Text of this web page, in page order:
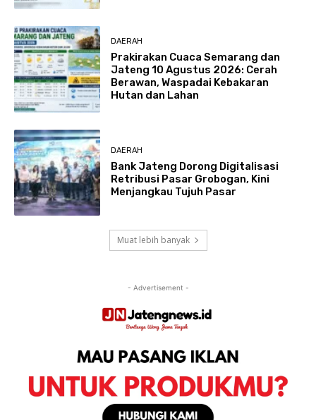
DAERAH
Prakirakan Cuaca Semarang dan
Jateng 10 Agustus 2026: Cerah
Berawan, Waspadai Kebakaran
Hutan dan Lahan
DAERAH
Bank Jateng Dorong Digitalisasi
Retribusi Pasar Grobogan, Kini
Menjangkau Tujuh Pasar
Muat lebih banyak
- Advertisement -